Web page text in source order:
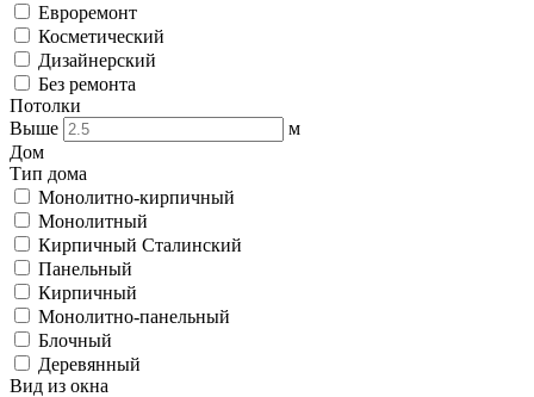
Евроремонт
Косметический
Дизайнерский
Без ремонта
Потолки
Выше
м
Дом
Тип дома
Монолитно-кирпичный
Монолитный
Кирпичный Сталинский
Панельный
Кирпичный
Монолитно-панельный
Блочный
Деревянный
Вид из окна